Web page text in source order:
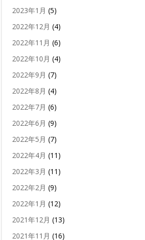
2023年1月 (5)
2022年12月 (4)
2022年11月 (6)
2022年10月 (4)
2022年9月 (7)
2022年8月 (4)
2022年7月 (6)
2022年6月 (9)
2022年5月 (7)
2022年4月 (11)
2022年3月 (11)
2022年2月 (9)
2022年1月 (12)
2021年12月 (13)
2021年11月 (16)